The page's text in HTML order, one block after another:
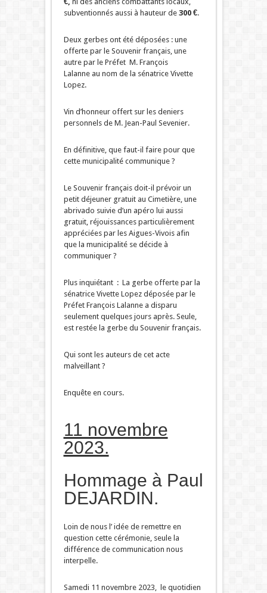
subventionnés aussi à hauteur de 300 €.
Deux gerbes ont été déposées : une
offerte par le Souvenir français, une
autre par le Préfet M. François
Lalanne au nom de la sénatrice Vivette
Lopez.
Vin d’honneur offert sur les deniers
personnels de M. Jean-Paul Sevenier.
En définitive, que faut-il faire pour que
cette municipalité communique ?
Le Souvenir français doit-il prévoir un
petit déjeuner gratuit au Cimetière, une
abrivado suivie d’un apéro lui aussi
gratuit, réjouissances particulièrement
appréciées par les Aigues-Vivois afin
que la municipalité se décide à
communiquer ?
Plus inquiétant : La gerbe offerte par la
sénatrice Vivette Lopez déposée par le
Préfet François Lalanne a disparu
seulement quelques jours après. Seule,
est restée la gerbe du Souvenir français.
Qui sont les auteurs de cet acte
malveillant ?
Enquête en cours.
11 novembre
2023.
Hommage à Paul
DEJARDIN.
Loin de nous l’ idée de remettre en
question cette cérémonie, seule la
différence de communication nous
interpelle.
Samedi 11 novembre 2023, le quotidien